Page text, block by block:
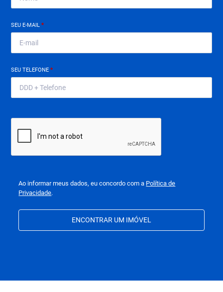
SEU E-MAIL*
SEU TELEFONE*
Ao informar meus dados, eu concordo com a Política de
Privacidade.
ENCONTRAR UM IMÓVEL